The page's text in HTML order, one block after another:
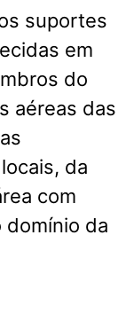
suportes
em
do
aéreas das
da
com
domínio da